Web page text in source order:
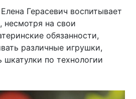
Герасевич воспитывает
несмотря на свои
обязанности,
различные игрушки,
по технологии